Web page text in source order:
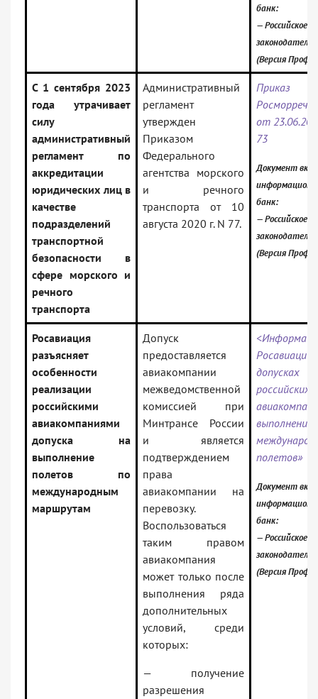
банк:
— Российское
(Версия Проф)
С 1 сентября 2023
года утрачивает
силу
административный
регламент по
аккредитации
юридических лиц в
качестве
подразделений
транспортной
безопасности в
сфере морского и
речного
транспорта
Административный
регламент
утвержден
Приказом
Федерального
агентства морского
и речного
транспорта от 10
августа 2020 г. N 77.
Приказ
от
73
Документ
банк:
— Российское
(Версия Проф)
Росавиация
разъясняет
особенности
реализации
российскими
авиакомпаниями
допуска на
выполнение
полетов по
международным
маршрутам
Допуск
предоставляется
авиакомпании
межведомственной
комиссией при
Минтрансе России
и является
подтверждением
права
авиакомпании на
перевозку.
Воспользоваться
таким правом
авиакомпания
может только после
выполнения ряда
дополнительных
условий, среди
которых:
— получение
разрешения
Росавиации
допусках
российских
выполнение
полетов»
Документ
банк:
— Российское
(Версия Проф)